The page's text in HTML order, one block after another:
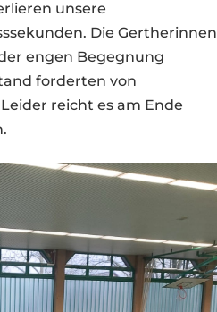
unsere
Die Gertherinnen
engen Begegnung
forderten von
reicht es am Ende